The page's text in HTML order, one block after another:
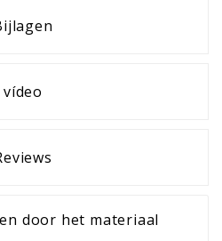
vídeo
door het materiaal